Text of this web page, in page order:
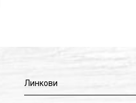
Линкови